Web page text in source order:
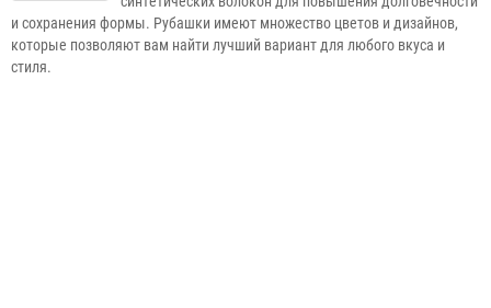
и сохранения формы. Рубашки имеют множество цветов и дизайнов,
которые позволяют вам найти лучший вариант для любого вкуса и
стиля.